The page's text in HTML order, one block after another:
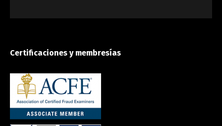
Certificaciones y membresías